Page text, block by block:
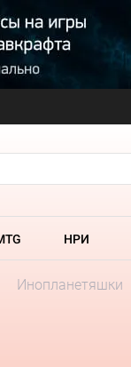
НРИ
Инопланетяшки